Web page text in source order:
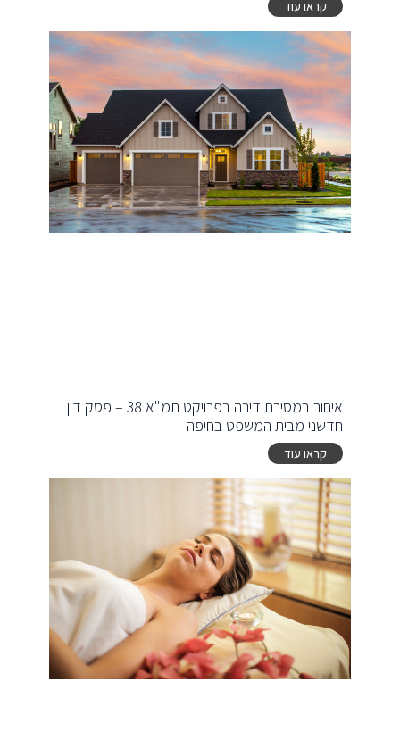
קראו עוד
איחור במסירת דירה בפרויקט תמ"א 38 – פסק דין
חדשני מבית המשפט בחיפה
קראו עוד